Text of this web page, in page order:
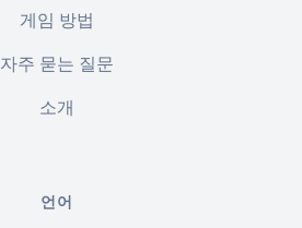
게임 방법
자주 묻는 질문
소개
언어